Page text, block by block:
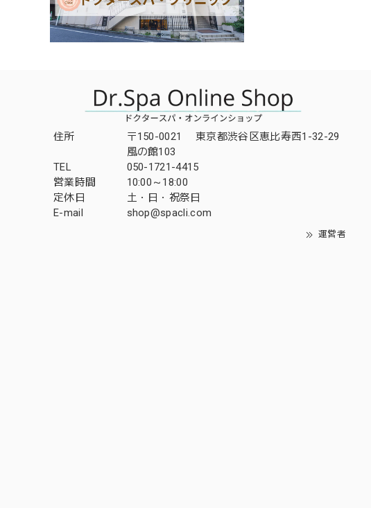
住所
〒150-0021 東京都渋谷区恵比寿西1-32-29
風の館103
TEL
050-1721-4415
営業時間
10:00～18:00
定休日
土・日・祝祭日
E-mail
shop@spacli.com
運営者